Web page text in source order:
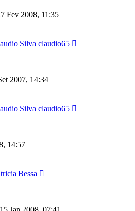
Fev 2008, 11:35
Silva claudio65
2007, 14:34
Silva claudio65
14:57
Bessa